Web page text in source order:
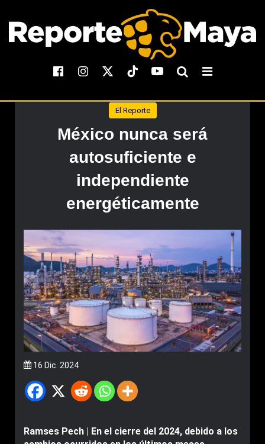
El Reporte
México nunca será
autosuficiente e
independiente
energéticamente
16 Dic. 2024
Ramses Pech | En el cierre del 2024, debido a los